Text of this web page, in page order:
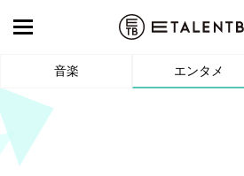
音楽 エンタメ